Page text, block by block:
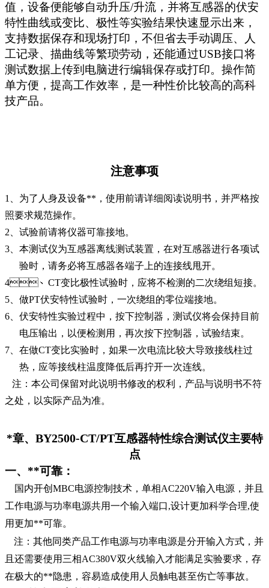
值，设备便能够自动升压/升流，并将互感器的伏安
特性曲线或变比、极性等实验结果快速显示出来，
支持数据保存和现场打印，不但省去手动调压、人
工记录、描曲线等繁琐劳动，还能通过USB接口将
测试数据上传到电脑进行编辑保存或打印。操作简
单方便，提高工作效率，是一种性价比较高的高科
技产品。
注意事项
1
、为了人身及设备**，使用前请详细阅读说明书，并严格按
照要求规范操作。
2 、试验前请将仪器可靠接地。
3 、本测试仪为互感器离线测试装置，在对互感器进行各项试
验时，请务必将互感器各端子上的连接线甩开。
4、CT变比极性试验时，应将不检测的二次绕组短接。
5 、做PT伏安特性试验时，一次绕组的零位端接地。
6 、伏安特性实验过程中，按下控制器，测试仪将会保持目前
电压输出，以便检测用，再次按下控制器，试验结束。
7 、在做CT变比实验时，如果一次电流比较大导致接线柱过
热，应等接线柱温度降低后再拧开一次连线。
注：本公司保留对此说明书修改的权利，产品与说明书不符
之处，以实际产品为准。
*章、 BY2500-CT/PT互感器特性综合测试仪主要特
点
一、**可靠：
国内开创MBC电源控制技术，单相AC220V输入电源，并且
工作电源与功率电源共用一个输入端口,设计更加科学合理,使
用更加**可靠。
注：其他同类产品工作电源与功率电源是分开输入方式，并
且还需要使用三相AC380V双火线输入才能满足实验要求，存
在极大的**隐患，容易造成使用人员触电甚至伤亡等事故。